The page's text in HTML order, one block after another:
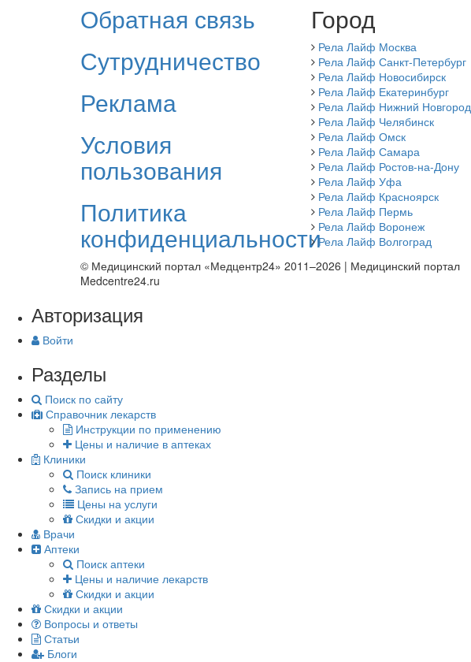
Обратная связь
Сутрудничество
Реклама
Условия
пользования
Политика
конфиденциальности
Город
Рела Лайф Москва
Рела Лайф Санкт-Петербург
Рела Лайф Новосибирск
Рела Лайф Екатеринбург
Рела Лайф Нижний Новгород
Рела Лайф Челябинск
Рела Лайф Омск
Рела Лайф Самара
Рела Лайф Ростов-на-Дону
Рела Лайф Уфа
Рела Лайф Красноярск
Рела Лайф Пермь
Рела Лайф Воронеж
Рела Лайф Волгоград
© Медицинский портал «Медцентр24» 2011–2026 | Медицинский портал
Medcentre24.ru
Авторизация
Войти
Разделы
Поиск по сайту
Справочник лекарств
Инструкции по применению
Цены и наличие в аптеках
Клиники
Поиск клиники
Запись на прием
Цены на услуги
Скидки и акции
Врачи
Аптеки
Поиск аптеки
Цены и наличие лекарств
Скидки и акции
Скидки и акции
Вопросы и ответы
Статьи
Блоги